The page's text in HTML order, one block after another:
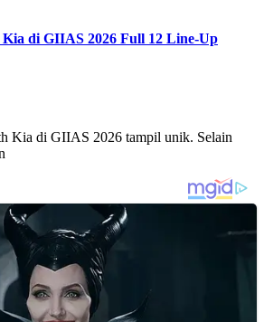
di GIIAS 2026 Full 12 Line-Up
Kia di GIIAS 2026 tampil unik. Selain